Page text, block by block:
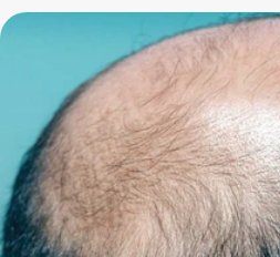
息、藥膳飲食及穴道按摩入手，滋
邪，達到「百病不生」的養生境界。